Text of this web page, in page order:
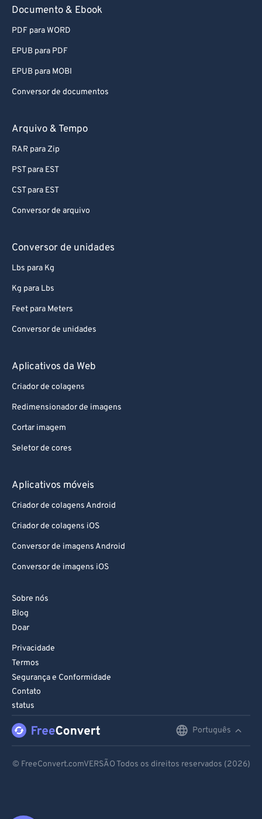
Documento & Ebook
PDF para WORD
EPUB para PDF
EPUB para MOBI
Conversor de documentos
Arquivo & Tempo
RAR para Zip
PST para EST
CST para EST
Conversor de arquivo
Conversor de unidades
Lbs para Kg
Kg para Lbs
Feet para Meters
Conversor de unidades
Aplicativos da Web
Criador de colagens
Redimensionador de imagens
Cortar imagem
Seletor de cores
Aplicativos móveis
Criador de colagens Android
Criador de colagens iOS
Conversor de imagens Android
Conversor de imagens iOS
Sobre nós
Blog
Doar
Privacidade
Termos
Segurança e Conformidade
Contato
status
Português
© FreeConvert.comVERSÃO Todos os direitos reservados (2026)